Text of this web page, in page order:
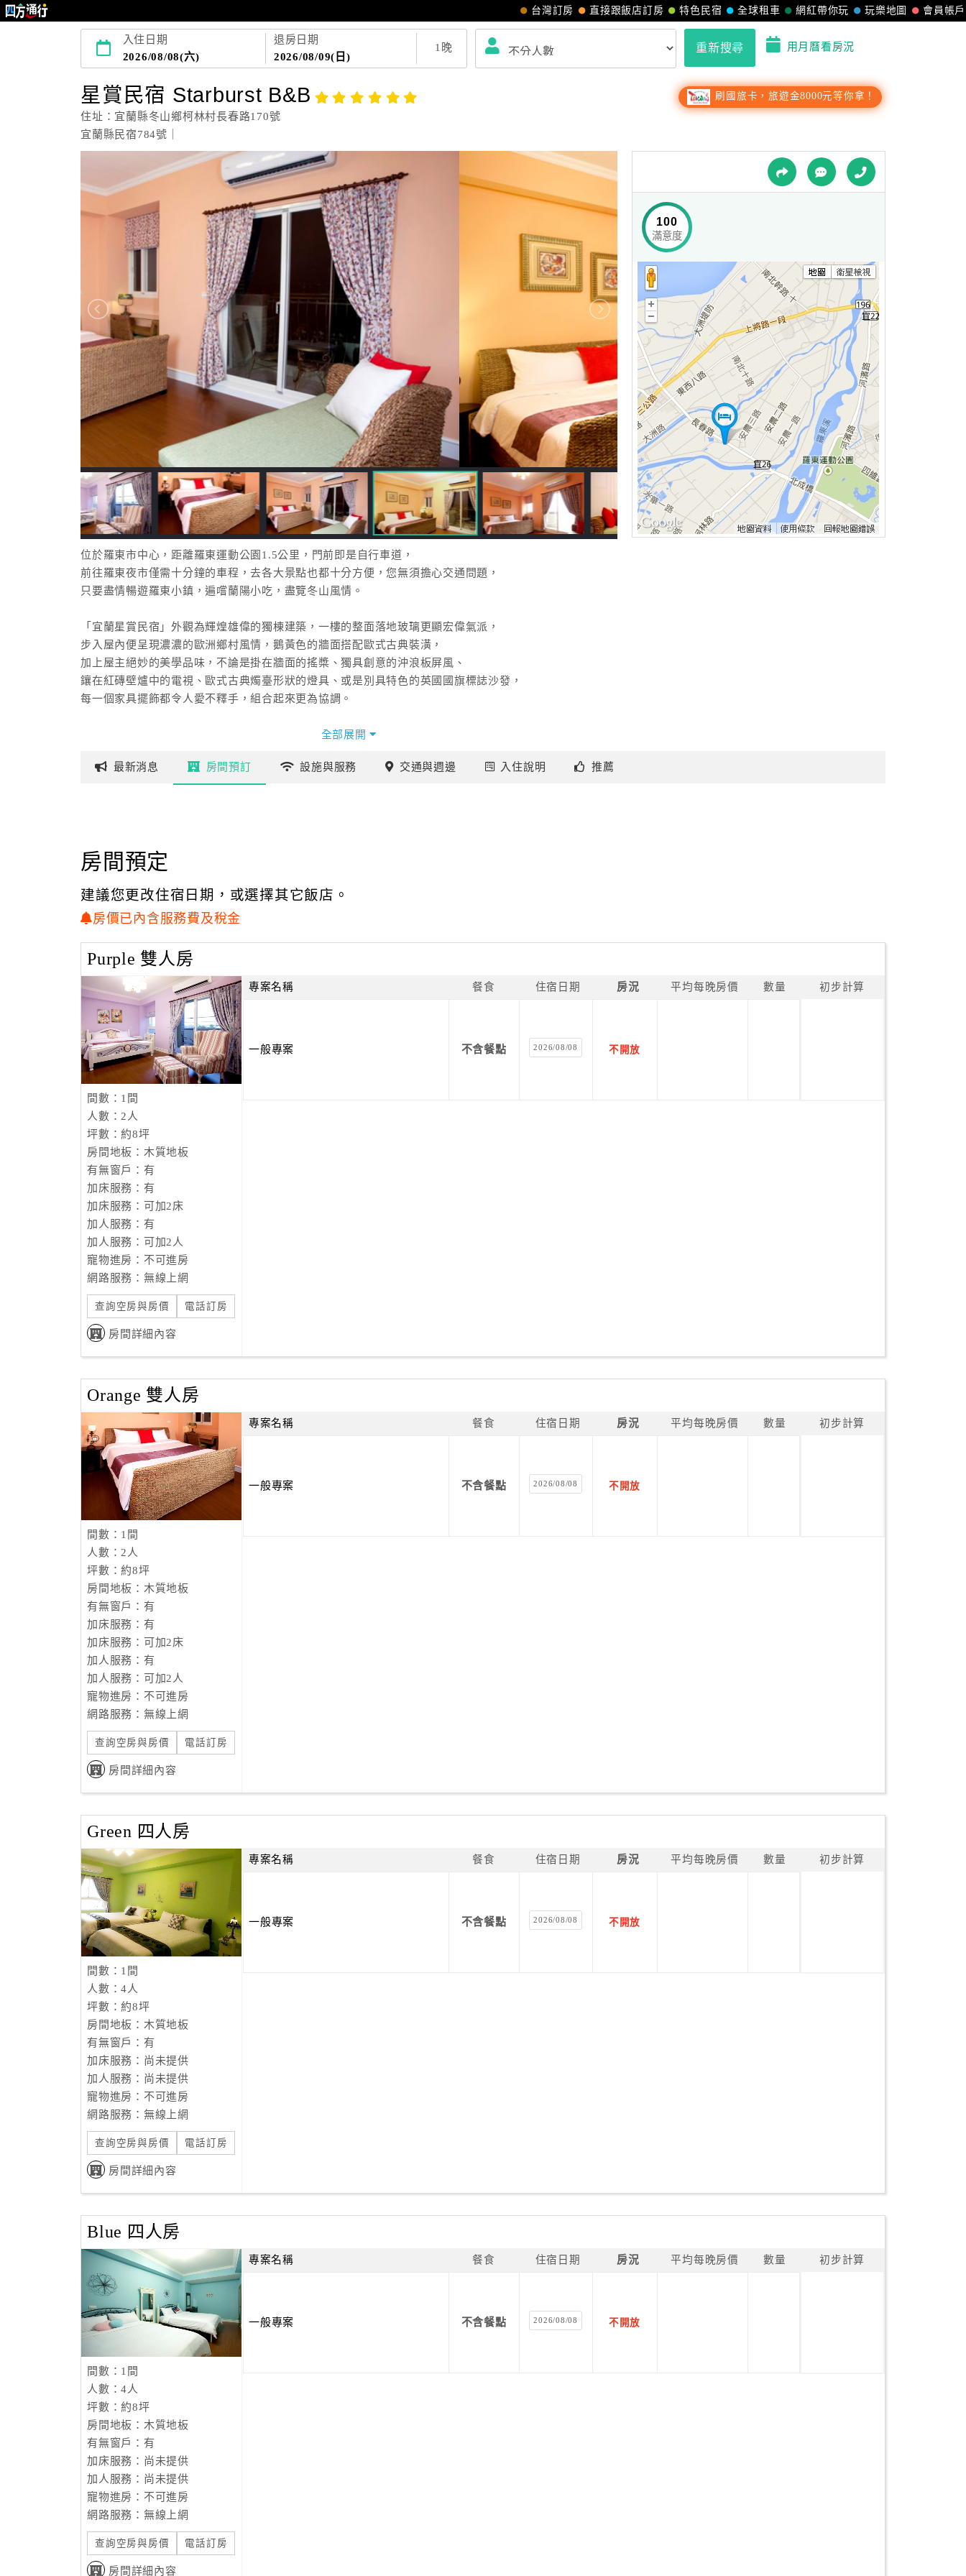
會員帳戶
玩樂地圖
網紅帶你玩
全球租車
特色民宿
直接跟飯店訂房
台灣訂房
入住日期
2026/08/08(六)
退房日期
2026/08/09(日)
1 晚 重新搜尋 用月曆看房況
星賞民宿 Starburst B&B
住址：宜蘭縣冬山鄉柯林村長春路170號
宜蘭縣民宿784號｜
刷國旅卡，旅遊金8000元等你拿！
位於羅東市中心，距離羅東運動公園1.5公里，門前即是自行車道，
前往羅東夜市僅需十分鐘的車程，去各大景點也都十分方便，您無須擔心交通問題，
只要盡情暢遊羅東小鎮，遍嚐蘭陽小吃，盡覽冬山風情。
「宜蘭星賞民宿」外觀為輝煌雄偉的獨棟建築，一樓的整面落地玻璃更顯宏偉氣派，
步入屋內便呈現濃濃的歐洲鄉村風情，鵝黃色的牆面搭配歐式古典裝潢，
加上屋主絕妙的美學品味，不論是掛在牆面的搖槳、獨具創意的沖浪板屏風、
鑲在紅磚壁爐中的電視、歐式古典燭臺形狀的燈具、或是別具特色的英國國旗標誌沙發，
每一個家具擺飾都令人愛不釋手，組合起來更為協調。
「宜蘭星賞民宿」房間空間寬敞明亮，民宿內部房間全面採用木質地板，
每種色彩皆有不同特色與風情。搭配精巧可愛的白色鄉村風情傢俱與創意壁貼，
更顯溫馨宜人。您可以前往民宿的自家農場參觀遊玩，或到宜蘭各處景點去踏遊，
全部展開
100
滿意度
最新消息 房間預訂 設施與服務 交通與週邊 入住說明 推薦
房間預定
建議您更改住宿日期，或選擇其它飯店。
房價已內含服務費及稅金
Purple 雙人房
間數：1間
人數：2人
坪數：約8坪
房間地板：木質地板
有無窗戶：有
加床服務：有
加床服務：可加2床
加人服務：有
加人服務：可加2人
寵物進房：不可進房
網路服務：無線上網
查詢空房與房價 電話訂房
房間詳細內容
專案名稱 餐食 住宿日期 房況 平均每晚房價 數量 初步計算
一般專案 不含餐點 2026/08/08 不開放
Orange 雙人房
間數：1間
人數：2人
坪數：約8坪
房間地板：木質地板
有無窗戶：有
加床服務：有
加床服務：可加2床
加人服務：有
加人服務：可加2人
寵物進房：不可進房
網路服務：無線上網
查詢空房與房價 電話訂房
房間詳細內容
專案名稱 餐食 住宿日期 房況 平均每晚房價 數量 初步計算
一般專案 不含餐點 2026/08/08 不開放
Green 四人房
間數：1間
人數：4人
坪數：約8坪
房間地板：木質地板
有無窗戶：有
加床服務：尚未提供
加人服務：尚未提供
寵物進房：不可進房
網路服務：無線上網
查詢空房與房價 電話訂房
房間詳細內容
專案名稱 餐食 住宿日期 房況 平均每晚房價 數量 初步計算
一般專案 不含餐點 2026/08/08 不開放
Blue 四人房
間數：1間
人數：4人
坪數：約8坪
房間地板：木質地板
有無窗戶：有
加床服務：尚未提供
加人服務：尚未提供
寵物進房：不可進房
網路服務：無線上網
查詢空房與房價 電話訂房
房間詳細內容
專案名稱 餐食 住宿日期 房況 平均每晚房價 數量 初步計算
一般專案 不含餐點 2026/08/08 不開放